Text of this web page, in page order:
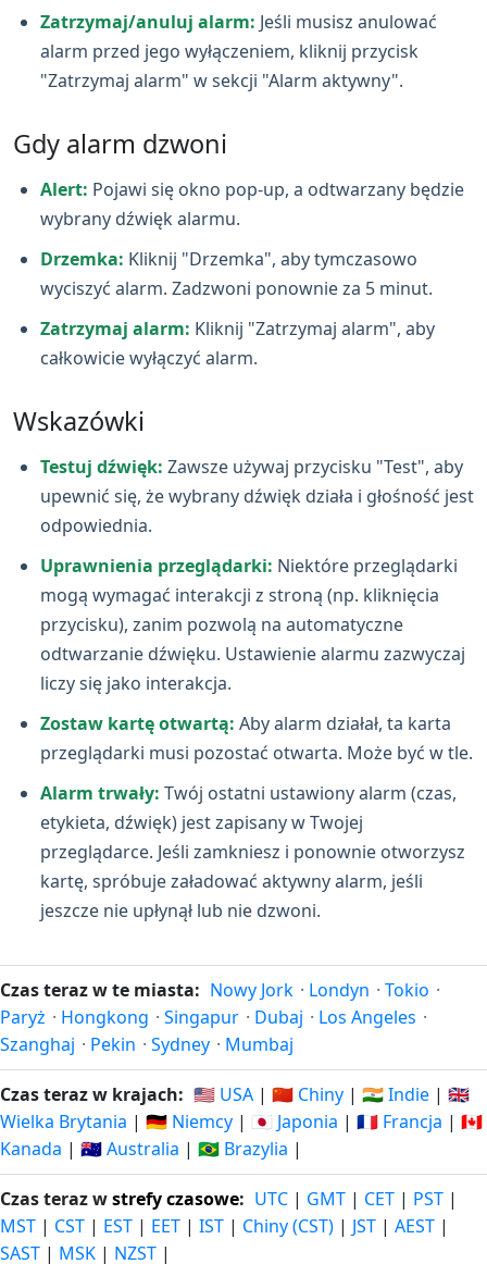
Zatrzymaj/anuluj alarm: Jeśli musisz anulować
alarm przed jego wyłączeniem, kliknij przycisk
"Zatrzymaj alarm" w sekcji "Alarm aktywny".
Gdy alarm dzwoni
Alert: Pojawi się okno pop‑up, a odtwarzany będzie
wybrany dźwięk alarmu.
Drzemka: Kliknij "Drzemka", aby tymczasowo
wyciszyć alarm. Zadzwoni ponownie za 5 minut.
Zatrzymaj alarm: Kliknij "Zatrzymaj alarm", aby
całkowicie wyłączyć alarm.
Wskazówki
Testuj dźwięk: Zawsze używaj przycisku "Test", aby
upewnić się, że wybrany dźwięk działa i głośność jest
odpowiednia.
Uprawnienia przeglądarki: Niektóre przeglądarki
mogą wymagać interakcji z stroną (np. kliknięcia
przycisku), zanim pozwolą na automatyczne
odtwarzanie dźwięku. Ustawienie alarmu zazwyczaj
liczy się jako interakcja.
Zostaw kartę otwartą: Aby alarm działał, ta karta
przeglądarki musi pozostać otwarta. Może być w tle.
Alarm trwały: Twój ostatni ustawiony alarm (czas,
etykieta, dźwięk) jest zapisany w Twojej
przeglądarce. Jeśli zamkniesz i ponownie otworzysz
kartę, spróbuje załadować aktywny alarm, jeśli
jeszcze nie upłynął lub nie dzwoni.
Czas teraz w te miasta: Nowy Jork · Londyn · Tokio ·
Paryż · Hongkong · Singapur · Dubaj · Los Angeles ·
Szanghaj · Pekin · Sydney · Mumbaj
Czas teraz w krajach: 🇺🇸 USA | 🇨🇳 Chiny | 🇮🇳 Indie | 🇬🇧
Wielka Brytania | 🇩🇪 Niemcy | 🇯🇵 Japonia | 🇫🇷 Francja | 🇨🇦
Kanada | 🇦🇺 Australia | 🇧🇷 Brazylia |
Czas teraz wstrefy czasowe: UTC | GMT | CET | PST |
MST | CST | EST | EET | IST | Chiny (CST) | JST | AEST |
SAST | MSK | NZST |